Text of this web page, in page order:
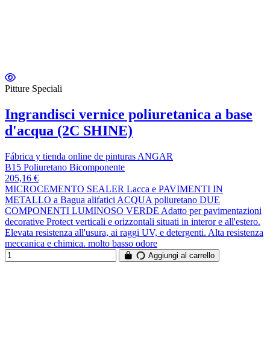
Pitture Speciali
Ingrandisci vernice poliuretanica a base
d'acqua (2C SHINE)
Fábrica y tienda online de pinturas ANGAR
B15 Poliuretano Bicomponente
205,16 €
MICROCEMENTO SEALER Lacca e PAVIMENTI IN
METALLO a Bagua alifatici ACQUA poliuretano DUE
COMPONENTI LUMINOSO VERDE Adatto per pavimentazioni
decorative Protect verticali e orizzontali situati in interor e all'estero.
Elevata resistenza all'usura, ai raggi UV, e detergenti. Alta resistenza
meccanica e chimica. molto basso odore
Aggiungi al carrello